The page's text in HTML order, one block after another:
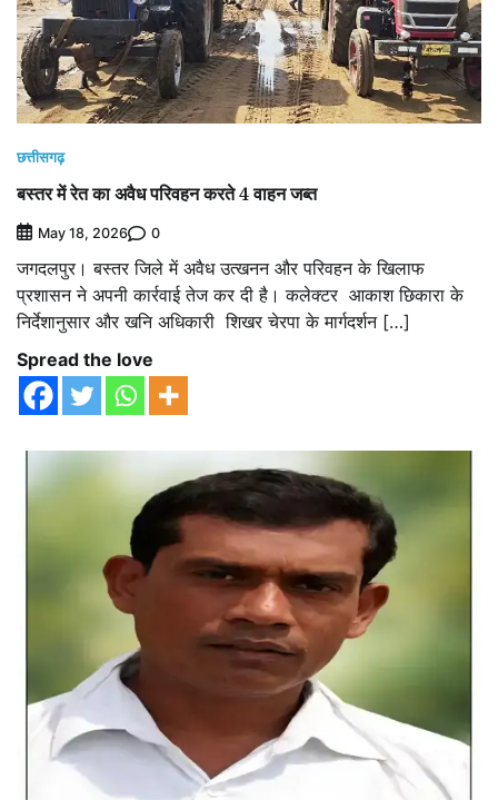
छत्तीसगढ़
बस्तर में रेत का अवैध परिवहन करते 4 वाहन जब्त
May 18, 2026 0
जगदलपुर। बस्तर जिले में अवैध उत्खनन और परिवहन के खिलाफ
प्रशासन ने अपनी कार्रवाई तेज कर दी है। कलेक्टर आकाश छिकारा के
निर्देशानुसार और खनि अधिकारी शिखर चेरपा के मार्गदर्शन […]
Spread the love